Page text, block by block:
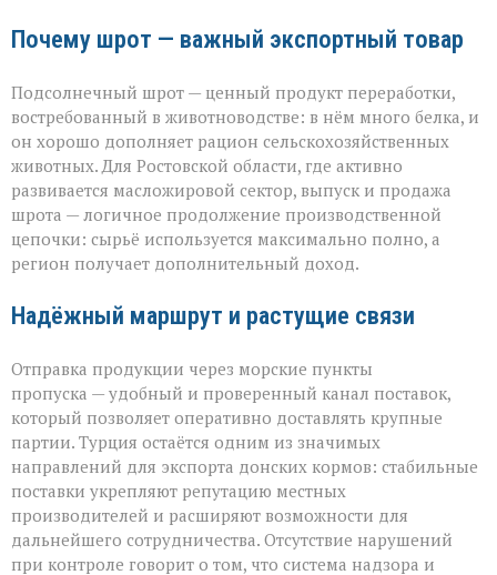
Почему шрот — важный экспортный товар
Подсолнечный шрот — ценный продукт переработки,
востребованный в животноводстве: в нём много белка, и
он хорошо дополняет рацион сельскохозяйственных
животных. Для Ростовской области, где активно
развивается масложировой сектор, выпуск и продажа
шрота — логичное продолжение производственной
цепочки: сырьё используется максимально полно, а
регион получает дополнительный доход.
Надёжный маршрут и растущие связи
Отправка продукции через морские пункты
пропуска — удобный и проверенный канал поставок,
который позволяет оперативно доставлять крупные
партии. Турция остаётся одним из значимых
направлений для экспорта донских кормов: стабильные
поставки укрепляют репутацию местных
производителей и расширяют возможности для
дальнейшего сотрудничества. Отсутствие нарушений
при контроле говорит о том, что система надзора и